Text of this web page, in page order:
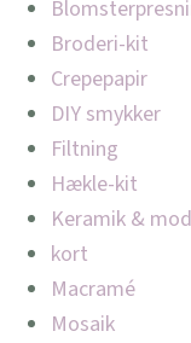
Broderi-kit
Crepepapir
DIY smykker
Filtning
Hækle-kit
Keramik &
kort
Macramé
Mosaik